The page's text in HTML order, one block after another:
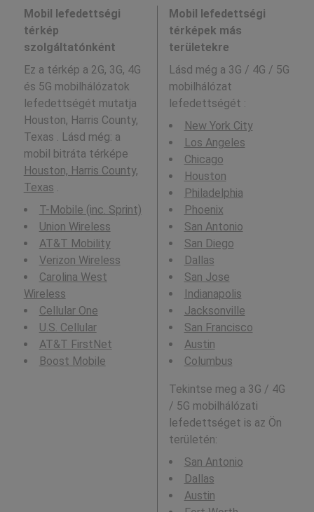
Mobil lefedettségi
térkép
szolgáltatónként
Ez a térkép a 2G, 3G, 4G
és 5G mobilhálózatok
lefedettségét mutatja
Houston, Harris County,
Texas . Lásd még: a
mobil bitráta térképe
Houston, Harris County,
Texas
T-Mobile (inc. Sprint)
Union Wireless
AT&T Mobility
Verizon Wireless
Carolina West
Wireless
Cellular One
U.S. Cellular
AT&T FirstNet
Boost Mobile
Mobil lefedettségi
térképek más
területekre
Lásd még a 3G / 4G / 5G
mobilhálózat
lefedettségét :
New York City
Los Angeles
Chicago
Houston
Philadelphia
Phoenix
San Antonio
San Diego
Dallas
San Jose
Indianapolis
Jacksonville
San Francisco
Austin
Columbus
Tekintse meg a 3G / 4G
/ 5G mobilhálózati
lefedettséget is az Ön
területén:
San Antonio
Dallas
Austin